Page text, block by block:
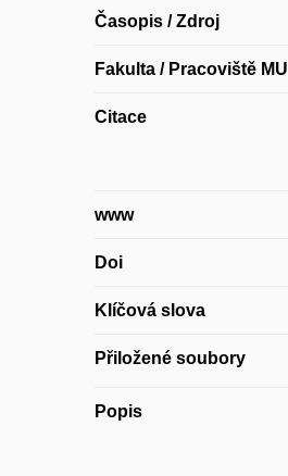
Časopis / Zdroj
Fakulta / Pracoviště MU
Citace
www
Doi
Klíčová slova
Přiložené soubory
Popis